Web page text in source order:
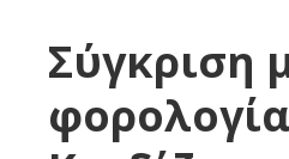
Σύγκριση
φορολογία